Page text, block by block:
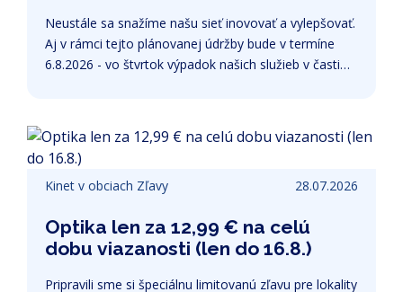
Neustále sa snažíme našu sieť inovovať a vylepšovať.
Aj v rámci tejto plánovanej údržby bude v termíne
6.8.2026 - vo štvrtok výpadok našich služieb v časti
dostanú podrobnú informáciu sms správou.
Ďakujeme
Kinet v obciach Zľavy 28.07.2026
Optika len za 12,99 € na celú
dobu viazanosti (len do 16.8.)
Pripravili sme si špeciálnu limitovanú zľavu pre lokality